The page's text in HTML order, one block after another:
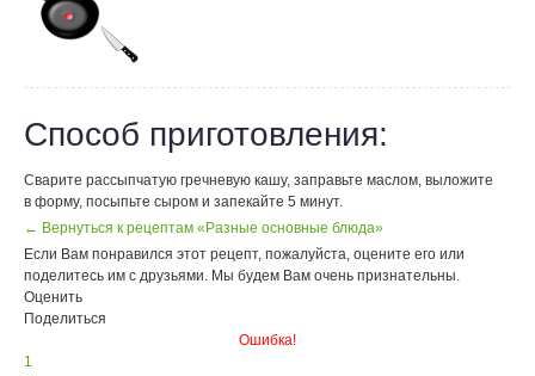
Способ приготовления:
Сварите рассыпчатую гречневую кашу, заправьте маслом, выложите
в форму, посыпьте сыром и запекайте 5 минут.
← Вернуться к рецептам «Разные основные блюда»
Если Вам понравился этот рецепт, пожалуйста, оцените его или
поделитесь им с друзьями. Мы будем Вам очень признательны.
Оценить
Поделиться
Ошибка!
1